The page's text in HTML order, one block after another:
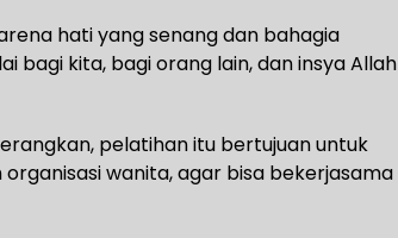
hati yang senang dan bahagia
bagi kita, bagi orang lain, dan insya Allah
pelatihan itu bertujuan untuk
wanita, agar bisa bekerjasama